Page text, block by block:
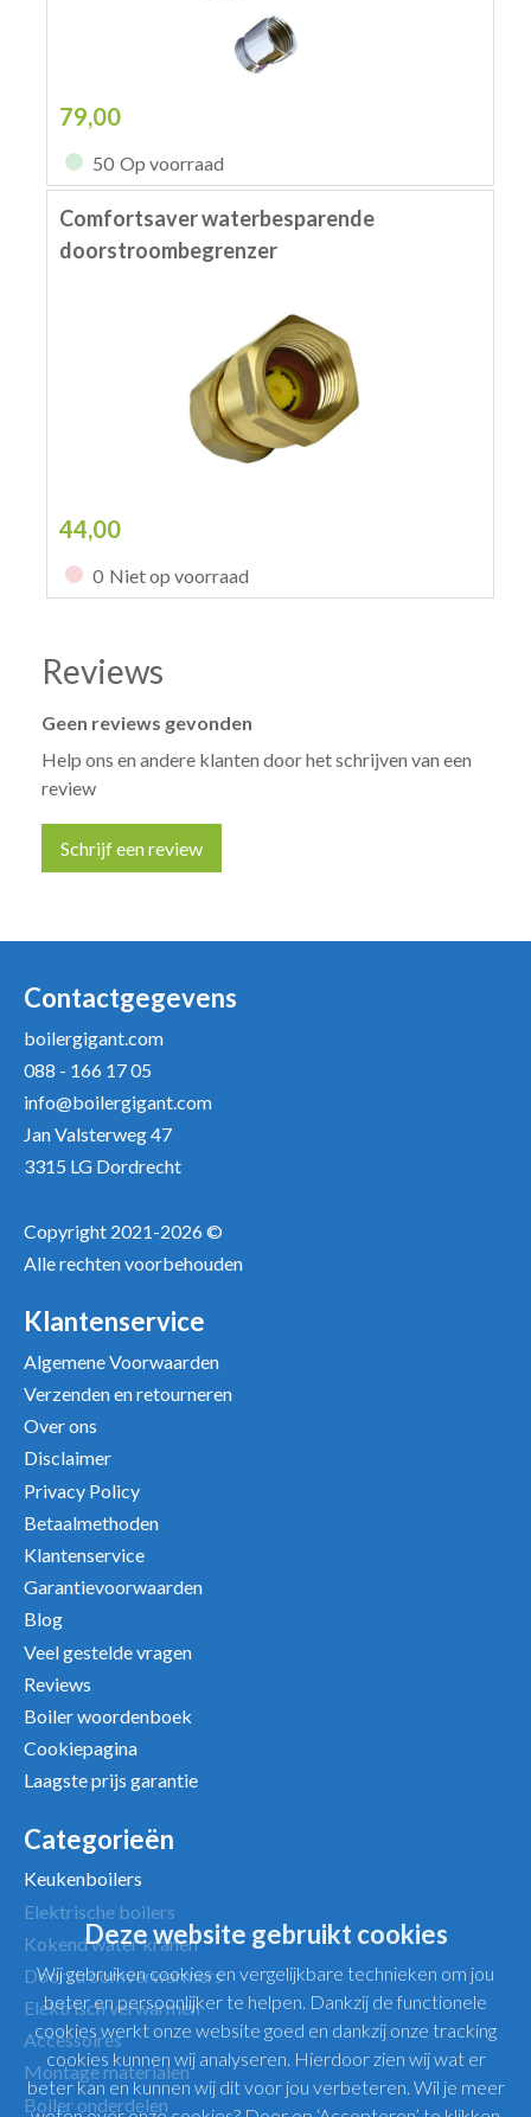
79,00
50 Op voorraad
Comfortsaver waterbesparende
doorstroombegrenzer
44,00
0 Niet op voorraad
Reviews
Geen reviews gevonden
Help ons en andere klanten door het schrijven van een
review
Schrijf een review
Uw naam *
Uw recensie *
Uw beoordeling
Contactgegevens
boilergigant.com
088 - 166 17 05
info@boilergigant.com
Jan Valsterweg 47
3315 LG Dordrecht
Copyright 2021-2026 ©
Alle rechten voorbehouden
Klantenservice
Algemene Voorwaarden
Verzenden en retourneren
Over ons
Disclaimer
Privacy Policy
Betaalmethoden
Klantenservice
Garantievoorwaarden
Blog
Veel gestelde vragen
Reviews
Boiler woordenboek
Cookiepagina
Laagste prijs garantie
Categorieën
Keukenboilers
Elektrische boilers
Kokend water kranen
Doorstroomverwarmers
Elektrisch verwarmen
Accessoires
Montage materialen
Boiler onderdelen
Deze website gebruikt cookies
Wij gebruiken cookies en vergelijkbare technieken om jou
beter en persoonlijker te helpen. Dankzij de functionele
cookies werkt onze website goed en dankzij onze tracking
cookies kunnen wij analyseren. Hierdoor zien wij wat er
beter kan en kunnen wij dit voor jou verbeteren. Wil je meer